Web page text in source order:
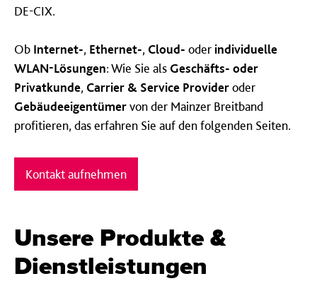
DE-CIX.
Ob Internet-, Ethernet-, Cloud- oder individuelle
WLAN-Lösungen: Wie Sie als Geschäfts- oder
Privatkunde, Carrier & Service Provideroder
Gebäudeeigentümervon der Mainzer Breitband
profitieren, das erfahren Sie auf den folgenden Seiten.
Kontakt aufnehmen
Unsere Pro­dukte &
Dienst­leistungen